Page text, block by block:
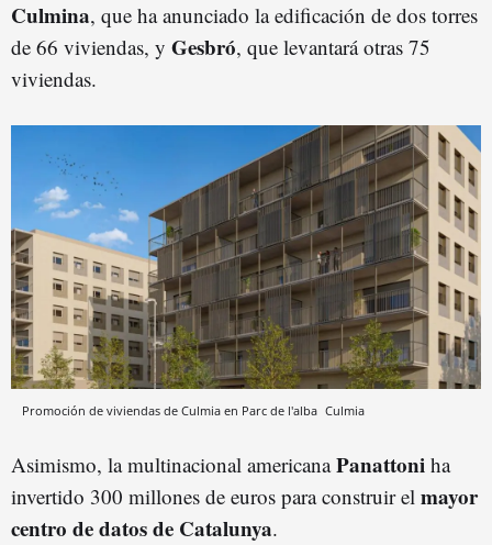
Culmina, que ha anunciado la edificación de dos torres
de 66 viviendas, y Gesbró, que levantará otras 75
viviendas.
Promoción de viviendas de Culmia en Parc de l'alba Culmia
Asimismo, la multinacional americanaPanattoni ha
invertido 300 millones de euros para construir el mayor
centro de datos de Catalunya.